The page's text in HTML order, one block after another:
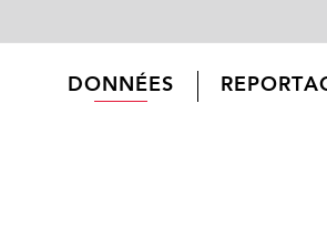
DONNÉES